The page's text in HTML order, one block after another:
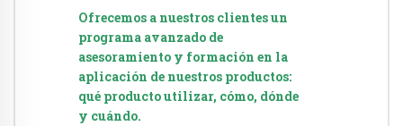
Ofrecemos a nuestros clientes un
programa avanzado de
asesoramiento y formación en la
aplicación de nuestros productos:
qué producto utilizar, cómo, dónde
y cuándo.